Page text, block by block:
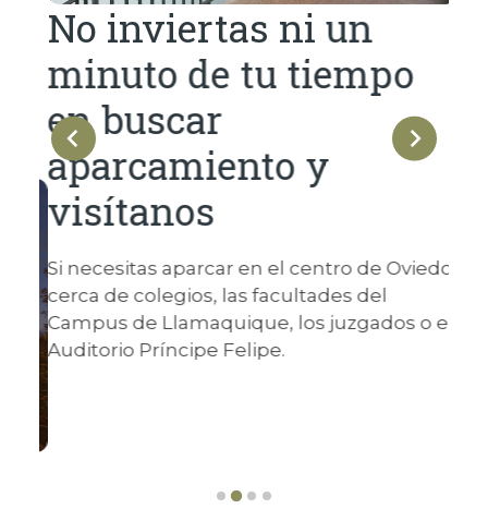
No inviertas ni un
minuto de tu tiempo
en buscar
aparcamiento y
visítanos
Si necesitas aparcar en el centro de Oviedo,
cerca de colegios, las facultades del
Campus de Llamaquique, los juzgados o el
Auditorio Príncipe Felipe.